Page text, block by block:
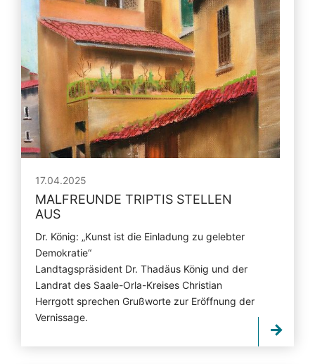
17.04.2025
MALFREUNDE TRIPTIS STELLEN
AUS
Dr. König: „Kunst ist die Einladung zu gelebter
Demokratie“
Landtagspräsident Dr. Thadäus König und der
Landrat des Saale-Orla-Kreises Christian
Herrgott sprechen Grußworte zur Eröffnung der
Vernissage.